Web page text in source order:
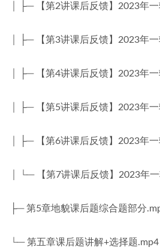
│ ├─ 【第2讲课后反馈】2023年
│ ├─ 【第3讲课后反馈】2023年
│ ├─ 【第4讲课后反馈】2023年
│ ├─ 【第5讲课后反馈】2023年
│ ├─ 【第6讲课后反馈】2023年
│ └─ 【第7讲课后反馈】2023年
├─ 第5章地貌课后题综合题部分
└─ 第五章课后题讲解+选择题.mp4